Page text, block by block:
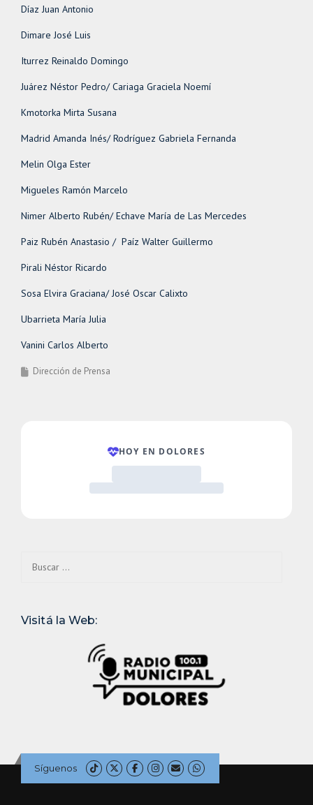
Díaz Juan Antonio
Dimare José Luis
Iturrez Reinaldo Domingo
Juárez Néstor Pedro/ Cariaga Graciela Noemí
Kmotorka Mirta Susana
Madrid Amanda Inés/ Rodríguez Gabriela Fernanda
Melin Olga Ester
Migueles Ramón Marcelo
Nimer Alberto Rubén/ Echave María de Las Mercedes
Paiz Rubén Anastasio / Paíz Walter Guillermo
Pirali Néstor Ricardo
Sosa Elvira Graciana/ José Oscar Calixto
Ubarrieta María Julia
Vanini Carlos Alberto
Dirección de Prensa
Visitá la Web:
Síguenos